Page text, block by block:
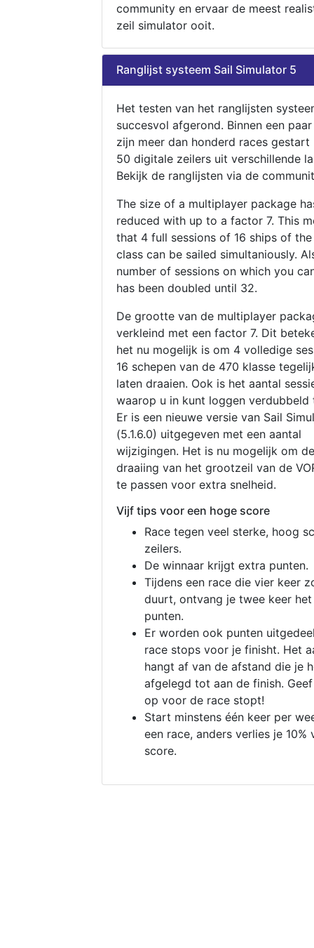
community en ervaar de meest
zeil simulator ooit.
Ranglijst systeem Sail Simulator 5
Het testen van het ranglijsten
succesvol afgerond. Binnen een
zijn meer dan honderd races gestart
50 digitale zeilers uit verschillende
Bekijk de ranglijsten via de
The size of a multiplayer package
reduced with up to a factor 7. This
that 4 full sessions of 16 ships of
class can be sailed simultaniously.
number of sessions on which you
has been doubled until 32.
De grootte van de multiplayer
verkleind met een factor 7. Dit
het nu mogelijk is om 4 volledige
16 schepen van de 470 klasse
laten draaien. Ook is het aantal
waarop u in kunt loggen verdubbeld
Er is een nieuwe versie van Sail
(5.1.6.0) uitgegeven met een aantal
wijzigingen. Het is nu mogelijk om de
draaiing van het grootzeil van de
te passen voor extra snelheid.
Vijf tips voor een hoge score
Race tegen veel sterke, hoog
zeilers.
De winnaar krijgt extra punten.
Tijdens een race die vier keer
duurt, ontvang je twee keer
punten.
Er worden ook punten
race stops voor je finisht. Het
hangt af van de afstand die je
afgelegd tot aan de finish.
op voor de race stopt!
Start minstens één keer per
een race, anders verlies je 10%
score.